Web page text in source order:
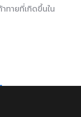
าทายที่เกิดขึ้นใน